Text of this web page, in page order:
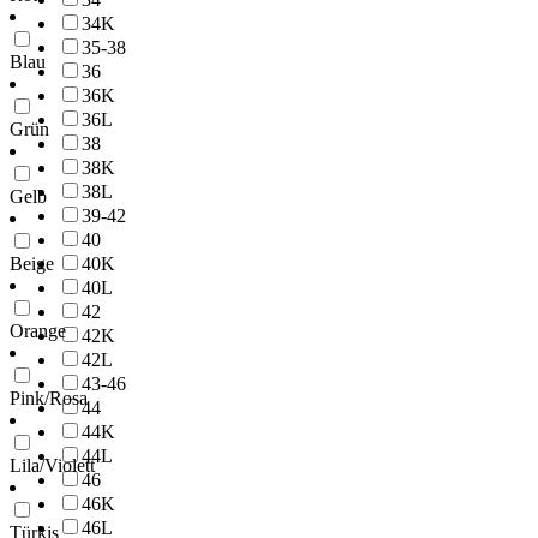
34K
35-38
36
36K
36L
38
38K
38L
39-42
40
40K
40L
42
42K
42L
43-46
44
44K
44L
46
46K
46L
Blau
Grün
Gelb
Beige
Orange
Pink/Rosa
Lila/Violett
Türkis